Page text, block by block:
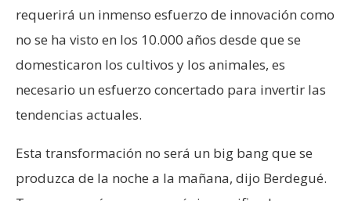
requerirá un inmenso esfuerzo de innovación como
no se ha visto en los 10.000 años desde que se
domesticaron los cultivos y los animales, es
necesario un esfuerzo concertado para invertir las
tendencias actuales.
Esta transformación no será un big bang que se
produzca de la noche a la mañana, dijo Berdegué.